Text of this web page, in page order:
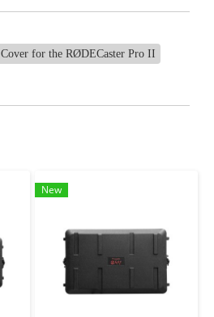
Cover for the RØDECaster Pro II
New